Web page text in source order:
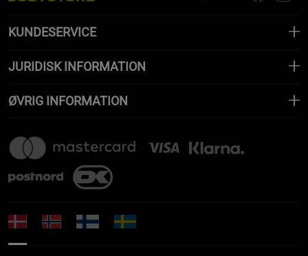
KUNDESERVICE
JURIDISK INFORMATION
ØVRIG INFORMATION